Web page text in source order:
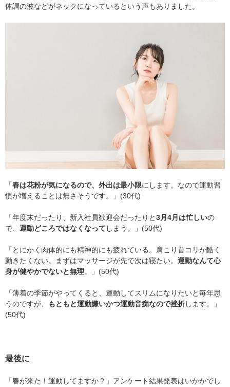
体調の波などがネックになっているという声もありました。
「春は花粉が気になるので、外出は最小限にします。なので運動習
慣が増えることは無さそうです。」(30代)
「年度末だったり、新入社員歓迎会だったりと3月4月は忙しいの
で、 運動どころではなくなって しまう。」(50代)
「とにかく肉体的にも精神的にも疲れている。肩こり首コリが酷く
動きたくない。まずはマッサージが先で次は寝たい。 運動なんて心
身が健やかでないと無理。」(50代)
「薄着の季節がやってくると、運動してスリムになりたいと毎年思
うのですが、
もともと運動嫌いかつ運動音痴なので挫折します。」
(50代)
最後に
「春が来た！運動してますか？」アンケート結果発表はいかがでし